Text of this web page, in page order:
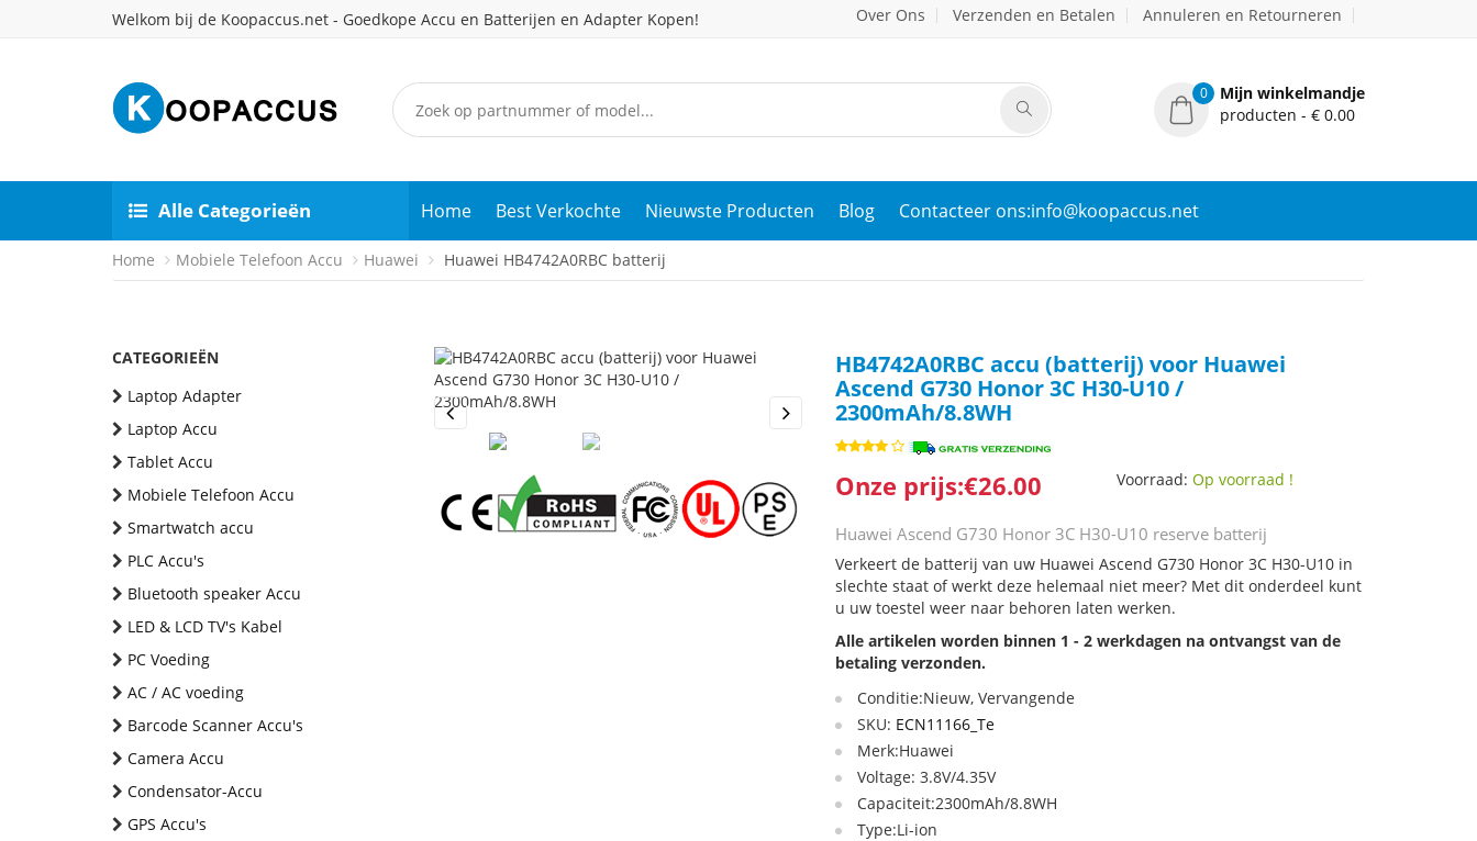
Welkom bij de Koopaccus.net - Goedkope Accu en Batterijen en Adapter Kopen! Over Ons Verzenden en Betalen Annuleren en Retourneren
0
Mijn winkelmandje
producten - € 0.00
Alle Categorieën Home Best Verkochte Nieuwste Producten Blog Contacteer ons:info@koopaccus.net
Home Mobiele Telefoon Accu Huawei Huawei HB4742A0RBC batterij
CATEGORIEËN
Laptop Adapter
Laptop Accu
Tablet Accu
Mobiele Telefoon Accu
Smartwatch accu
PLC Accu's
Bluetooth speaker Accu
LED & LCD TV's Kabel
PC Voeding
AC / AC voeding
Barcode Scanner Accu's
Camera Accu
Condensator-Accu
GPS Accu's
Previous
HB4742A0RBC accu (batterij) voor Huawei
Ascend G730 Honor 3C H30-U10 /
2300mAh/8.8WH
Onze prijs:€26.00 Voorraad:Op voorraad !
Huawei Ascend G730 Honor 3C H30-U10 reserve batterij
Verkeert de batterij van uw Huawei Ascend G730 Honor 3C H30-U10 in
slechte staat of werkt deze helemaal niet meer? Met dit onderdeel kunt
u uw toestel weer naar behoren laten werken.
Alle artikelen worden binnen 1 - 2 werkdagen na ontvangst van de
betaling verzonden.
Conditie:Nieuw, Vervangende
SKU: ECN11166_Te
Merk:Huawei
Voltage: 3.8V/4.35V
Capaciteit:2300mAh/8.8WH
Type:Li-ion